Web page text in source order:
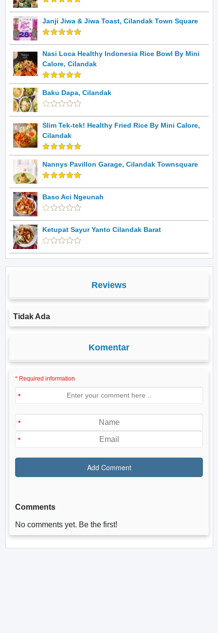
Janji Jiwa & Jiwa Toast, Cilandak Town Square
Nasi Loca Healthy Indonesia Rice Bowl By Mini
Calore, Cilandak
Baku Dapa, Cilandak
Slim Tek-tek! Healthy Fried Rice By Mini Calore,
Cilandak
Nannys Pavillon Garage, Cilandak Townsquare
Baso Aci Ngeunah
Ketupat Sayur Yanto Cilandak Barat
Reviews
Tidak Ada
Komentar
* Required information
Comments
No comments yet. Be the first!